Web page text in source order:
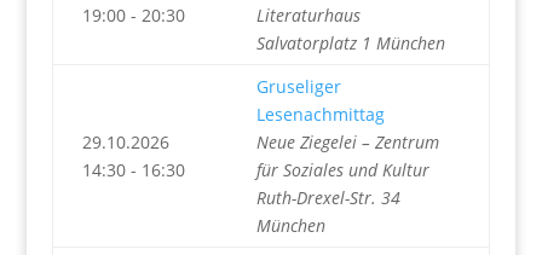
19:00 - 20:30
Literaturhaus
Salvatorplatz 1 München
29.10.2026
14:30 - 16:30
Gruseliger
Lesenachmittag
Neue Ziegelei – Zentrum
für Soziales und Kultur
Ruth-Drexel-Str. 34
München